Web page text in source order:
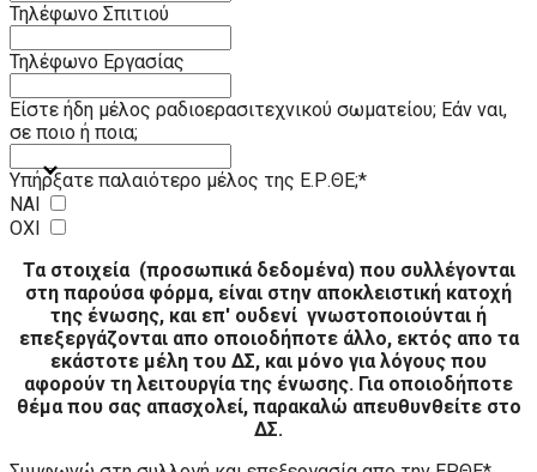
Τηλέφωνο Σπιτιού
Τηλέφωνο Εργασίας
Είστε ήδη μέλος ραδιοερασιτεχνικού σωματείου; Εάν ναι,
σε ποιο ή ποια;
Υπήρξατε παλαιότερο μέλος της Ε.Ρ.ΘΕ;*
ΝΑΙ
ΟΧΙ
Τα στοιχεία (προσωπικά δεδομένα) που συλλέγονται
στη παρούσα φόρμα, είναι στην αποκλειστική κατοχή
της ένωσης, και επ' ουδενί γνωστοποιούνται ή
επεξεργάζονται απο οποιοδήποτε άλλο, εκτός απο τα
εκάστοτε μέλη του ΔΣ, και μόνο για λόγους που
αφορούν τη λειτουργία της ένωσης. Για οποιοδήποτε
θέμα που σας απασχολεί, παρακαλώ απευθυνθείτε στο
ΔΣ.